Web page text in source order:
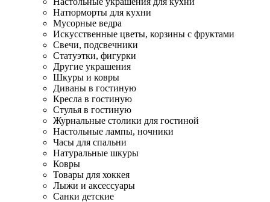
Натюрморты для кухни
Мусорные ведра
Искусственные цветы, корзины с фруктами
Свечи, подсвечники
Статуэтки, фигурки
Другие украшения
Шкуры и ковры
Диваны в гостиную
Кресла в гостиную
Стулья в гостиную
Журнальные столики для гостиной
Настольные лампы, ночники
Часы для спальни
Натуральные шкуры
Ковры
Товары для хоккея
Лыжи и аксессуары
Санки детские